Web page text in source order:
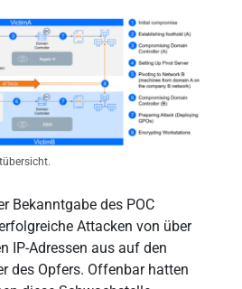
Bekanntgabe des POC
Attacken von über
IP-Adressen aus auf den
des Opfers. Offenbar hatten